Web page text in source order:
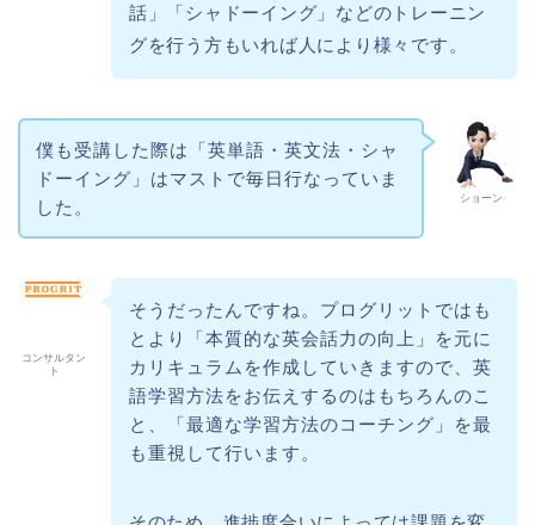
話」「シャドーイング」などのトレーニン
グを行う方もいれば人により様々です。
ショーン
僕も受講した際は「英単語・英文法・シャ
ドーイング」はマストで毎日行なっていま
した。
コンサルタン
ト
そうだったんですね。プログリットではも
とより「本質的な英会話力の向上」を元に
カリキュラムを作成していきますので、英
語学習方法をお伝えするのはもちろんのこ
と、「最適な学習方法のコーチング」を最
も重視して行います。